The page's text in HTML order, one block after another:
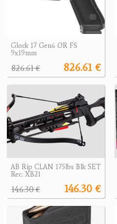
Glock 17 Gen6 OR FS
9x19mm
826.61 €
826.61 €
AB Rip CLAN 175lbs Blk SET
Rec. XB21
146.30 €
146.30 €